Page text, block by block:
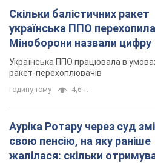
Скільки балістичних ракет
українська ППО перехопила
Міноборони назвали цифру
Українська ППО працювала в
ракет-перехоплювачів
годину тому 4,6 т.
Ауріка Ротару через суд
свою пенсію, на яку раніше
жалілася: скільки